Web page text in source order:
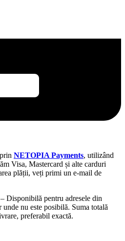
NETOPIA Payments, utilizând
Visa, Mastercard și alte carduri
plății, veți primi un e-mail de
– Disponibilă pentru adresele din
nu este posibilă. Suma totală
preferabil exactă.